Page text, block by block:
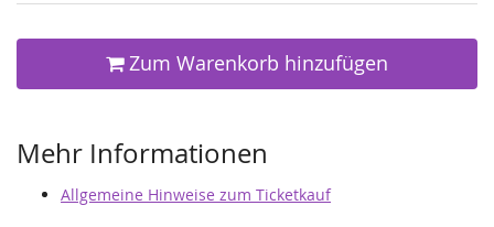
Zum Warenkorb hinzufügen
Mehr Informationen
Allgemeine Hinweise zum Ticketkauf